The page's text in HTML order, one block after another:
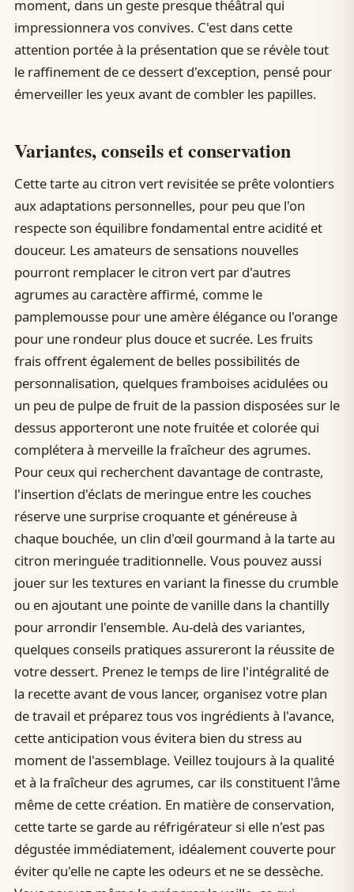
moment, dans un geste presque théâtral qui
impressionnera vos convives. C'est dans cette
attention portée à la présentation que se révèle tout
le raffinement de ce dessert d'exception, pensé pour
émerveiller les yeux avant de combler les papilles.
Variantes, conseils et conservation
Cette tarte au citron vert revisitée se prête volontiers
aux adaptations personnelles, pour peu que l'on
respecte son équilibre fondamental entre acidité et
douceur. Les amateurs de sensations nouvelles
pourront remplacer le citron vert par d'autres
agrumes au caractère affirmé, comme le
pamplemousse pour une amère élégance ou l'orange
pour une rondeur plus douce et sucrée. Les fruits
frais offrent également de belles possibilités de
personnalisation, quelques framboises acidulées ou
un peu de pulpe de fruit de la passion disposées sur le
dessus apporteront une note fruitée et colorée qui
complétera à merveille la fraîcheur des agrumes.
Pour ceux qui recherchent davantage de contraste,
l'insertion d'éclats de meringue entre les couches
réserve une surprise croquante et généreuse à
chaque bouchée, un clin d'œil gourmand à la tarte au
citron meringuée traditionnelle. Vous pouvez aussi
jouer sur les textures en variant la finesse du crumble
ou en ajoutant une pointe de vanille dans la chantilly
pour arrondir l'ensemble. Au-delà des variantes,
quelques conseils pratiques assureront la réussite de
votre dessert. Prenez le temps de lire l'intégralité de
la recette avant de vous lancer, organisez votre plan
de travail et préparez tous vos ingrédients à l'avance,
cette anticipation vous évitera bien du stress au
moment de l'assemblage. Veillez toujours à la qualité
et à la fraîcheur des agrumes, car ils constituent l'âme
même de cette création. En matière de conservation,
cette tarte se garde au réfrigérateur si elle n'est pas
dégustée immédiatement, idéalement couverte pour
éviter qu'elle ne capte les odeurs et ne se dessèche.